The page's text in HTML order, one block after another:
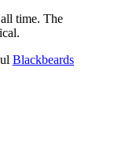
time. The
Blackbeards